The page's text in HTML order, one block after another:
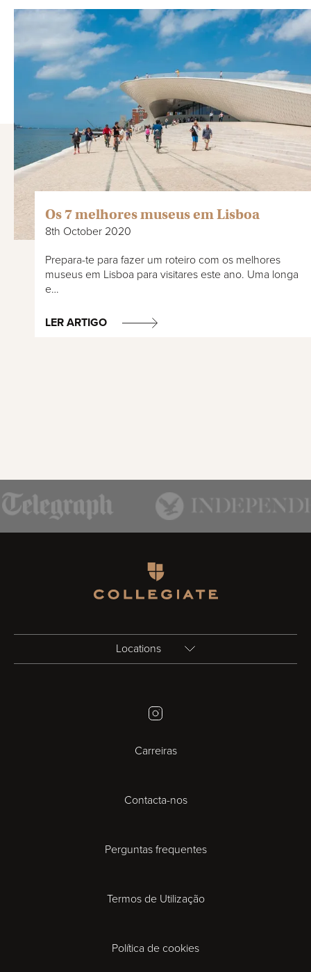
Os 7 melhores museus em Lisboa
8th October 2020
Prepara-te para fazer um roteiro com os melhores
museus em Lisboa para visitares este ano. Uma longa
e…
LER ARTIGO
Locations
Bristol
Cambridge
Cardiff
Instagram
Carreiras
Contacta-nos
Perguntas frequentes
Termos de Utilização
Política de cookies